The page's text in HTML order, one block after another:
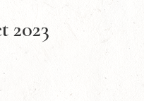
2023